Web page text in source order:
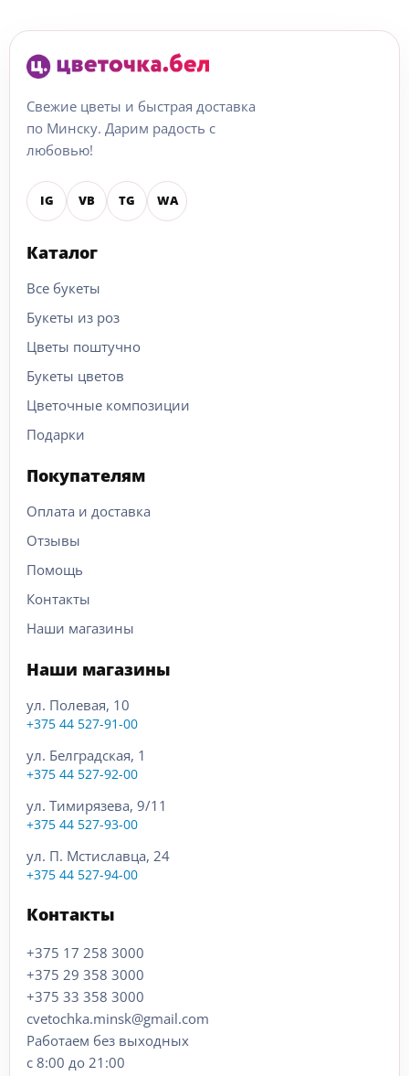
Свежие цветы и быстрая доставка
по Минску. Дарим радость с
любовью!
IG VB TG WA
Каталог
Все букеты
Букеты из роз
Цветы поштучно
Букеты цветов
Цветочные композиции
Подарки
Покупателям
Оплата и доставка
Отзывы
Помощь
Контакты
Наши магазины
Наши магазины
ул. Полевая, 10
+375 44 527-91-00
ул. Белградская, 1
+375 44 527-92-00
ул. Тимирязева, 9/11
+375 44 527-93-00
ул. П. Мстиславца, 24
+375 44 527-94-00
Контакты
+375 17 258 3000
+375 29 358 3000
+375 33 358 3000
cvetochka.minsk@gmail.com
Работаем без выходных
c 8:00 до 21:00